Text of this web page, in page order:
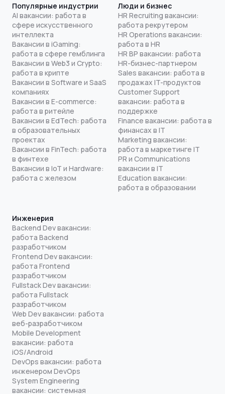
Популярные индустрии
AI вакансии: работа в
сфере искусственного
интеллекта
Вакансии в iGaming:
работа в сфере гемблинга
Вакансии в Web3 и Crypto:
работа в крипте
Вакансии в Software и SaaS
компаниях
Вакансии в E-commerce:
работа в ритейле
Вакансии в EdTech: работа
в образовательных
проектах
Вакансии в FinTech: работа
в финтехе
Вакансии в IoT и Hardware:
работа с железом
Люди и бизнес
HR Recruiting вакансии:
работа рекрутером
HR Operations вакансии:
работа в HR
HR BP вакансии: работа
HR-бизнес-партнером
Sales вакансии: работа в
продажах IT-продуктов
Customer Support
вакансии: работа в
поддержке
Finance вакансии: работа в
финансах в IT
Marketing вакансии:
работа в маркетинге IT
PR и Communications
вакансии в IT
Education вакансии:
работа в образовании
Инженерия
Backend Dev вакансии:
работа Backend
разработчиком
Frontend Dev вакансии:
работа Frontend
разработчиком
Fullstack Dev вакансии:
работа Fullstack
разработчиком
Web Dev вакансии: работа
веб-разработчиком
Mobile Development
вакансии: работа
iOS/Android
DevOps вакансии: работа
инженером DevOps
System Engineering
вакансии: системная